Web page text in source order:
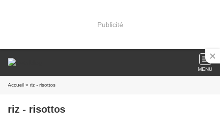
Publicité
MENU
Accueil » riz - risottos
riz - risottos